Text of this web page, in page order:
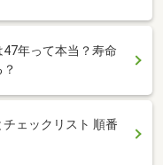
年って本当？寿命
ェックリスト 順番